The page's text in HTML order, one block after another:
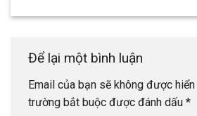
Để lại một bình luận
Email của bạn sẽ không được
trường bắt buộc được đánh dấu *